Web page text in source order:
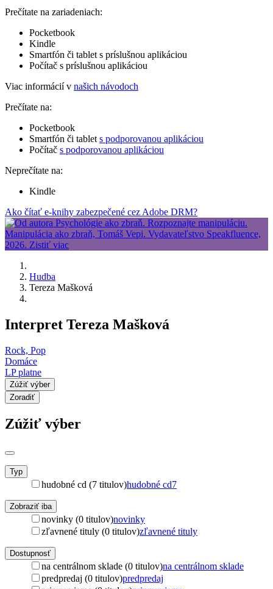
Prečítate na zariadeniach:
Pocketbook
Kindle
Smartfón či tablet s príslušnou aplikáciou
Počítač s príslušnou aplikáciou
Viac informácií v našich návodoch
Prečítate na:
Pocketbook
Smartfón či tablet s podporovanou aplikáciou
Počítač s podporovanou aplikáciou
Neprečítate na:
Kindle
Ako čítať e-knihy zabezpečené cez Adobe DRM?
Hudba
Tereza Mašková
Interpret Tereza Mašková
Rock, Pop
Domáce
LP platne
Zúžiť výber
Zoradiť
Zúžiť výber
Typ
hudobné cd (7 titulov)hudobné cd7
Zobraziť iba
novinky (0 titulov)novinky
zľavnené tituly (0 titulov)zľavnené tituly
Dostupnosť
na centrálnom sklade (0 titulov)na centrálnom sklade
predpredaj (0 titulov)predpredaj